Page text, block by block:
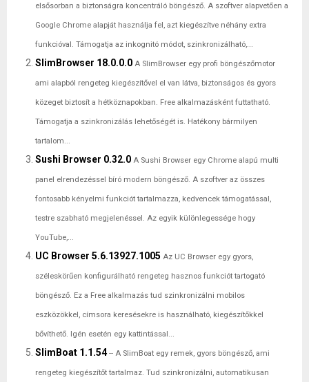
elsősorban a biztonságra koncentráló böngésző. A szoftver alapvetően a
Google Chrome alapját használja fel, azt kiegészítve néhány extra
funkcióval. Támogatja az inkognitó módot, szinkronizálható,...
SlimBrowser 18.0.0.0 A SlimBrowser egy profi böngészőmotor
ami alapból rengeteg kiegészítővel el van látva, biztonságos és gyors
közeget biztosít a hétköznapokban. Free alkalmazásként futtatható.
Támogatja a szinkronizálás lehetőségét is. Hatékony bármilyen
tartalom...
Sushi Browser 0.32.0 A Sushi Browser egy Chrome alapú multi
panel elrendezéssel bíró modern böngésző. A szoftver az összes
fontosabb kényelmi funkciót tartalmazza, kedvencek támogatással,
testre szabható megjelenéssel. Az egyik különlegessége hogy
YouTube,...
UC Browser 5.6.13927.1005 Az UC Browser egy gyors,
széleskörűen konfigurálható rengeteg hasznos funkciót tartogató
böngésző. Ez a Free alkalmazás tud szinkronizálni mobilos
eszközökkel, címsora keresésekre is használható, kiegészítőkkel
bővíthető. Igén esetén egy kattintással...
SlimBoat 1.1.54 -- A SlimBoat egy remek, gyors böngésző, ami
rengeteg kiegészítőt tartalmaz. Tud szinkronizálni, automatikusan